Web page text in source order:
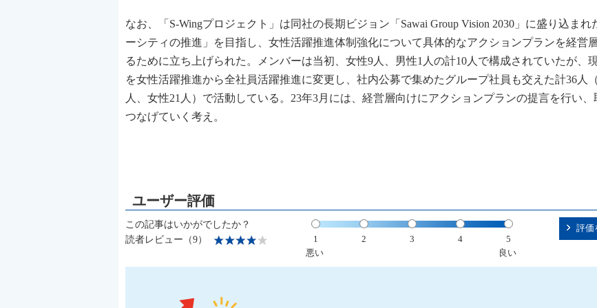
なお、「S-Wingプロジェクト」は同社の長期ビジョン「Sawai Group Vision 2030」に盛り込まれ
ーシティの推進」を目指し、女性活躍推進体制強化について具体的なアクションプランを経営
るために立ち上げられた。メンバーは当初、女性9人、男性1人の計10人で構成されていたが、
を女性活躍推進から全社員活躍推進に変更し、社内公募で集めたグループ社員も交えた計36人
人、女性21人）で活動している。23年3月には、経営層向けにアクションプランの提言を行い、
つなげていく考え。
この記事はいかがでしたか？
読者レビュー（9）
1 2 3 4
5
悪い
良い
評価